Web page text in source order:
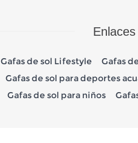
Gafas de sol Lifestyle Gafas
Gafas de sol para deportes
Gafas de sol para niños